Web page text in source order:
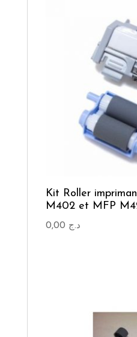
Kit Roller
M402 et MFP
د.ج